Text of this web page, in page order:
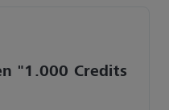
"1.000 Credits